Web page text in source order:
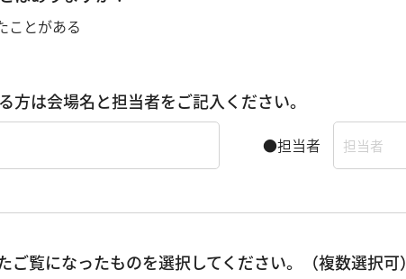
ことがある
方は会場名と担当者をご記入ください。
●担当者
ご覧になったものを選択してください。（複数選択可）